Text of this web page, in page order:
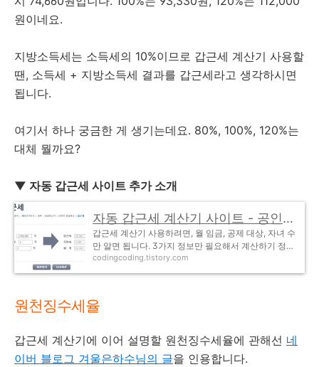
원이네요.
지방소득세는 소득세의 10%이므로 갑근세 계산기 사용할
땐, 소득세 + 지방소득세 결과를 갑근세라고 생각하시면
됩니다.
여기서 하나 궁금한 게 생기는데요. 80%, 100%, 120%는
대체 뭘까요?
▼ 자동 갑근세 사이트 추가 소개
자동 갑근세 계산기 사이트 - 공인인증서 필요없는 NH농협은행
갑근세 계산기 사용하려면, 월 임금, 공제 대상, 자녀 수
만 알면 됩니다. 3가지 정보만 필요해서 계산하기 정말
쉬워요. 하지만, 많은 분들이 사용하는 국세청 홈택스에
서 이용하려면 불편하게 공인인증서 등록하..
codingcoding.tistory.com
원천징수세율
갑근세 계산기에 이어 설명할 원천징수세율에 관해선 네
이버 블로그 겨울은하수님의 글을 인용합니다.